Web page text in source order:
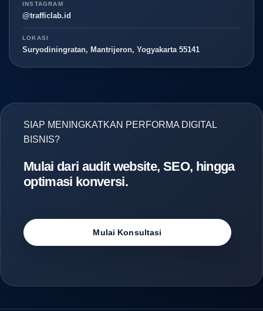
INSTAGRAM
@trafficlab.id
LOKASI
Suryodiningratan, Mantrijeron, Yogyakarta 55141
SIAP MENINGKATKAN PERFORMA DIGITAL
BISNIS?
Mulai dari audit website, SEO, hingga
optimasi konversi.
Mulai Konsultasi